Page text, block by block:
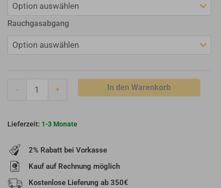
Rauchgasabgang
-
Corna
ES
schwarz
Menge
+ In den Warenkorb
1-3 Monate
2% Rabatt bei Vorkasse
Kauf auf Rechnung möglich
Kostenlose Lieferung ab 350€